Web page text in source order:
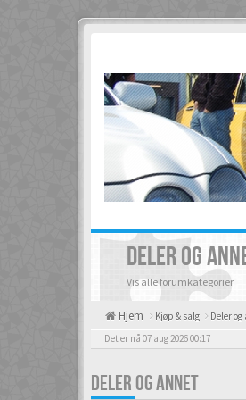
DELER OG
Vis alle forumkategorier
Hjem Kjøp & salg Deler
Det er nå 07 aug 2026 00:17
DELER OG ANNET